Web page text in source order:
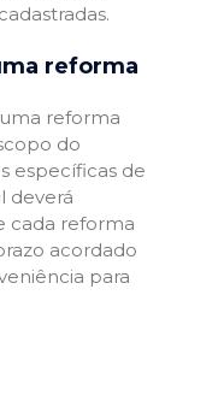
reforma
reforma
do
específicas de
deverá
cada reforma
acordado
para